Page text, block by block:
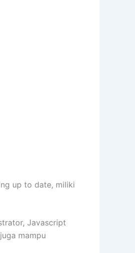
up to date, miliki
Javascript
mampu